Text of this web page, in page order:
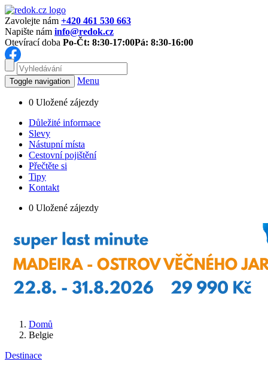
Zavolejte nám +420 461 530 663
Napište nám info@redok.cz
Otevírací doba Po-Čt: 8:30-17:00Pá: 8:30-16:00
Toggle navigation Menu
0 Uložené zájezdy
Důležité informace
Slevy
Nástupní místa
Cestovní pojištění
Přečtěte si
Tipy
Kontakt
0 Uložené zájezdy
Domů
Belgie
Destinace